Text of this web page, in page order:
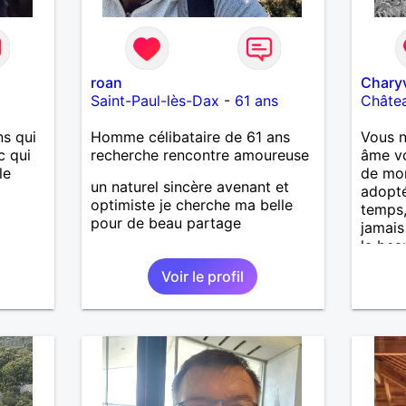
qui
qui
roan
Saint-Paul-lès-Dax - 61 ans
Homme célibataire de 61 ans
recherche rencontre amoureuse
un naturel sincère avenant et
optimiste je cherche ma belle
pour de beau partage
Voir le profil
Vous
âme
de
la